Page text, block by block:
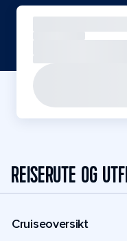
REISERUTE OG
Cruiseoversikt